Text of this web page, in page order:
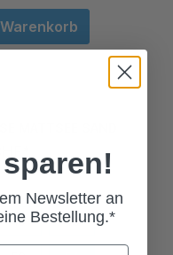
46 48
Newsletter an
Bestellung.*